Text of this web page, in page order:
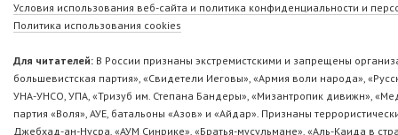
Условия использования веб-сайта и политика конфиденциальности и
Политика использования cookies
Для читателей: В России признаны экстремистскими и запрещены
большевистская партия», «Свидетели Иеговы», «Армия воли народа»,
УНА-УНСО, УПА, «Тризуб им. Степана Бандеры», «Мизантропик дивижн»,
партия «Воля», АУЕ, батальоны «Азов» и «Айдар». Признаны
Джебхад-ан-Нусра, «АУМ Синрике», «Братья-мусульмане», «Аль-Каида в